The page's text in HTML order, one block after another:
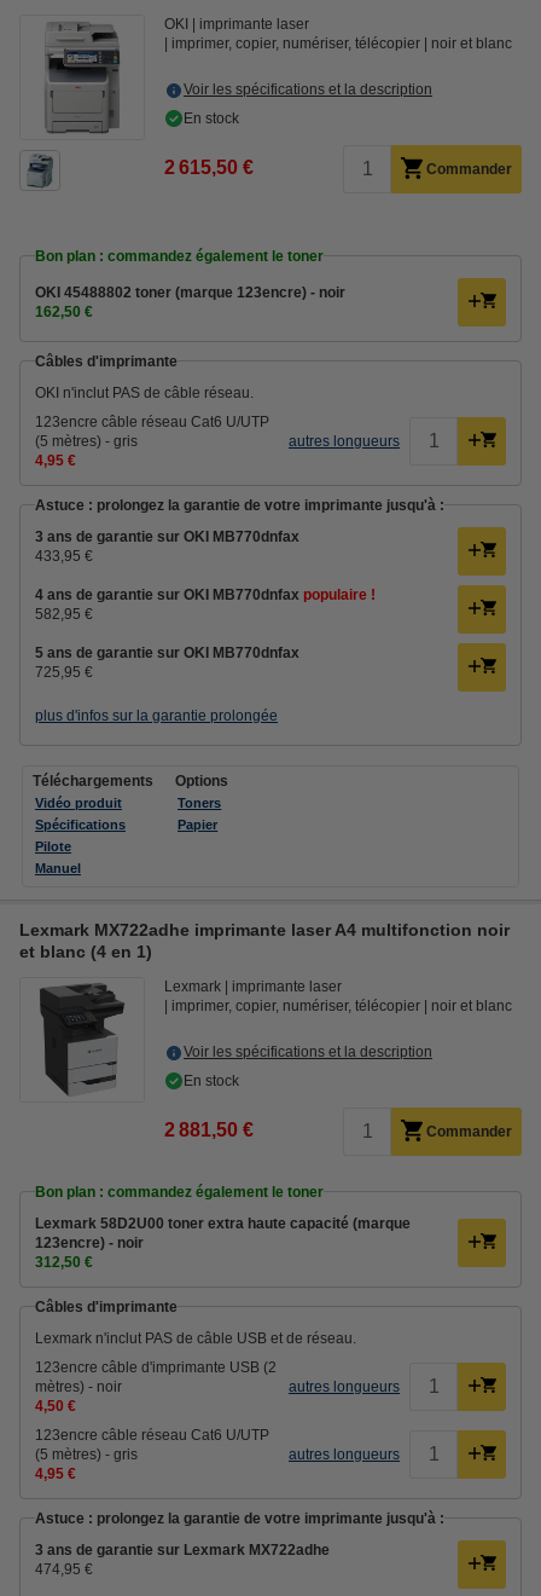
OKI
imprimante laser
imprimer, copier, numériser, télécopier
noir et blanc
Voir les spécifications et la description
En stock
2 615,50 € Commander
Bon plan : commandez également le toner
OKI 45488802 toner (marque 123encre) - noir
162,50 €
Câbles d'imprimante
OKI n'inclut PAS de câble réseau.
123encre câble réseau Cat6 U/UTP
(5 mètres) - gris
4,95 €
autres longueurs
Astuce : prolongez la garantie de votre imprimante jusqu'à :
3 ans de garantie sur OKI MB770dnfax
433,95 €
4 ans de garantie sur OKI MB770dnfax populaire !
582,95 €
5 ans de garantie sur OKI MB770dnfax
725,95 €
plus d'infos sur la garantie prolongée
Téléchargements
Vidéo produit
Spécifications
Pilote
Manuel
Options
Toners
Papier
Lexmark MX722adhe imprimante laser A4 multifonction noir
et blanc (4 en 1)
Lexmark
imprimante laser
imprimer, copier, numériser, télécopier
noir et blanc
Voir les spécifications et la description
En stock
2 881,50 € Commander
Bon plan : commandez également le toner
Lexmark 58D2U00 toner extra haute capacité (marque
123encre) - noir
312,50 €
Câbles d'imprimante
Lexmark n'inclut PAS de câble USB et de réseau.
123encre câble d'imprimante USB (2
mètres) - noir
4,50 €
autres longueurs
123encre câble réseau Cat6 U/UTP
(5 mètres) - gris
4,95 €
autres longueurs
Astuce : prolongez la garantie de votre imprimante jusqu'à :
3 ans de garantie sur Lexmark MX722adhe
474,95 €